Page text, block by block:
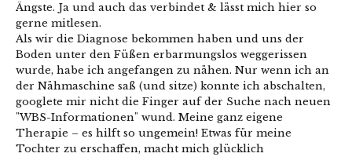
Ängste. Ja und auch das verbindet & lässt mich hier so
gerne mitlesen.
Als wir die Diagnose bekommen haben und uns der
Boden unter den Füßen erbarmungslos weggerissen
wurde, habe ich angefangen zu nähen. Nur wenn ich an
der Nähmaschine saß (und sitze) konnte ich abschalten,
googlete mir nicht die Finger auf der Suche nach neuen
"WBS-Informationen" wund. Meine ganz eigene
Therapie – es hilft so ungemein! Etwas für meine
Tochter zu erschaffen, macht mich glücklich